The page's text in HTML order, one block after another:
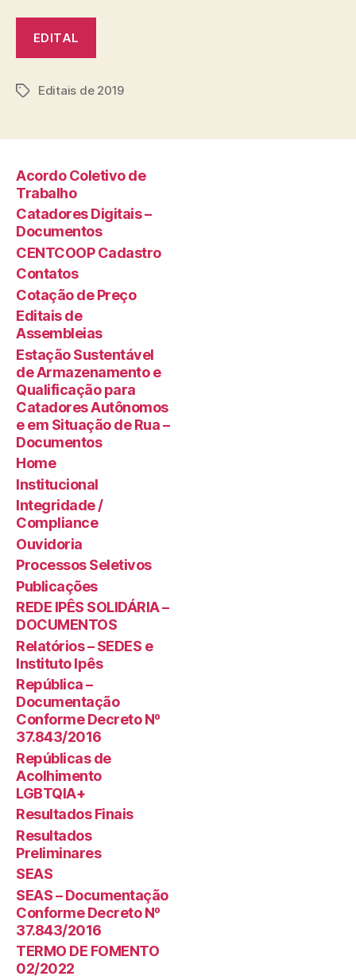
EDITAL
TagsEditais de 2019
Acordo Coletivo de
Trabalho
Catadores Digitais –
Documentos
CENTCOOP Cadastro
Contatos
Cotação de Preço
Editais de
Assembleias
Estação Sustentável
de Armazenamento e
Qualificação para
Catadores Autônomos
e em Situação de Rua –
Documentos
Home
Institucional
Integridade /
Compliance
Ouvidoria
Processos Seletivos
Publicações
REDE IPÊS SOLIDÁRIA –
DOCUMENTOS
Relatórios – SEDES e
Instituto Ipês
República –
Documentação
Conforme Decreto Nº
37.843/2016
Repúblicas de
Acolhimento
LGBTQIA+
Resultados Finais
Resultados
Preliminares
SEAS
SEAS – Documentação
Conforme Decreto Nº
37.843/2016
TERMO DE FOMENTO
02/2022